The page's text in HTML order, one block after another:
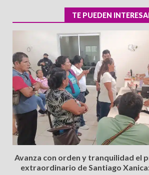
TE PUEDEN
Avanza con orden y tranquilidad el
extraordinario de Santiago